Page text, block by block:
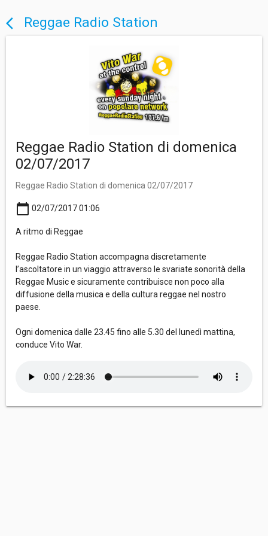
arrow_back_ios Reggae Radio Station
Reggae Radio Station di domenica
02/07/2017
Reggae Radio Station di domenica 02/07/2017
calendar_today 02/07/2017 01:06
A ritmo di Reggae
Reggae Radio Station accompagna discretamente
l’ascoltatore in un viaggio attraverso le svariate sonorità della
Reggae Music e sicuramente contribuisce non poco alla
diffusione della musica e della cultura reggae nel nostro
paese.
Ogni domenica dalle 23.45 fino alle 5.30 del lunedì mattina,
conduce Vito War.